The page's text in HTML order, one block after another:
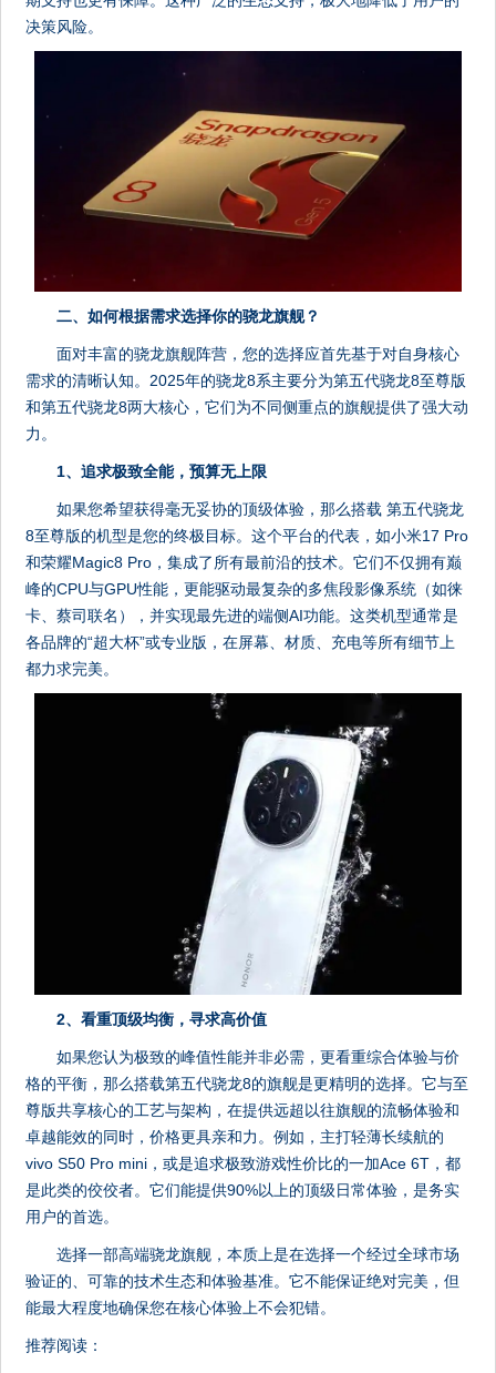
决策风险。
二、如何根据需求选择你的骁龙旗舰？
面对丰富的骁龙旗舰阵营，您的选择应首先基于对自身核心
需求的清晰认知。2025年的骁龙8系主要分为第五代骁龙8至尊版
和第五代骁龙8两大核心，它们为不同侧重点的旗舰提供了强大动
力。
1、追求极致全能，预算无上限
如果您希望获得毫无妥协的顶级体验，那么搭载 第五代骁龙
8至尊版的机型是您的终极目标。这个平台的代表，如小米17 Pro
和荣耀Magic8 Pro，集成了所有最前沿的技术。它们不仅拥有巅
峰的CPU与GPU性能，更能驱动最复杂的多焦段影像系统（如徕
卡、蔡司联名），并实现最先进的端侧AI功能。这类机型通常是
各品牌的“超大杯”或专业版，在屏幕、材质、充电等所有细节上
都力求完美。
2、看重顶级均衡，寻求高价值
如果您认为极致的峰值性能并非必需，更看重综合体验与价
格的平衡，那么搭载第五代骁龙8的旗舰是更精明的选择。它与至
尊版共享核心的工艺与架构，在提供远超以往旗舰的流畅体验和
卓越能效的同时，价格更具亲和力。例如，主打轻薄长续航的
vivo S50 Pro mini，或是追求极致游戏性价比的一加Ace 6T，都
是此类的佼佼者。它们能提供90%以上的顶级日常体验，是务实
用户的首选。
选择一部高端骁龙旗舰，本质上是在选择一个经过全球市场
验证的、可靠的技术生态和体验基准。它不能保证绝对完美，但
能最大程度地确保您在核心体验上不会犯错。
推荐阅读：